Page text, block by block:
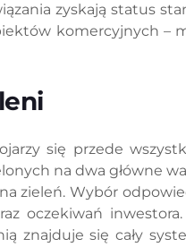
zyskają status
komercyjnych –
się przede
na dwa główne
zieleń. Wybór
oczekiwań
znajduje się cały